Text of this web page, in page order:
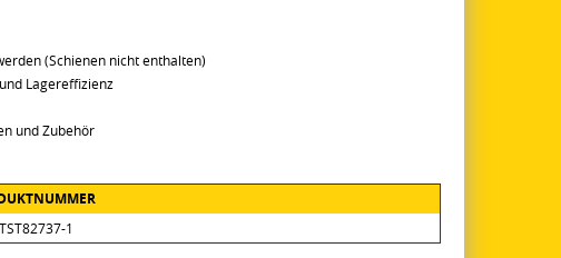
(Schienen nicht enthalten)
Lagereffizienz
und Zubehör
1